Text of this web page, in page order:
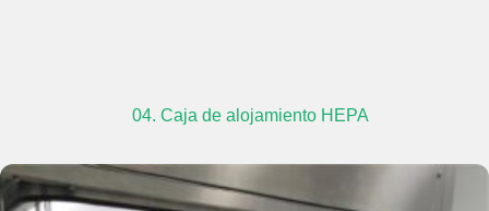
04. Caja de alojamiento HEPA